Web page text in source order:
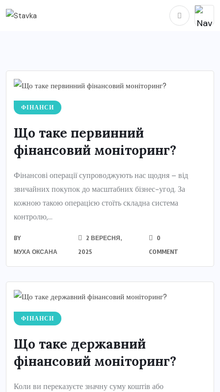
ФІНАНСИ
Що таке первинний
фінансовий моніторинг?
Фінансові операції супроводжують нас щодня – від
звичайних покупок до масштабних бізнес-угод. За
кожною такою операцією стоїть складна система
контролю,...
BY
МУХА ОКСАНА
2 ВЕРЕСНЯ,
2025
0
COMMENT
ФІНАНСИ
Що таке державний
фінансовий моніторинг?
Коли ви переказуєте значну суму коштів або